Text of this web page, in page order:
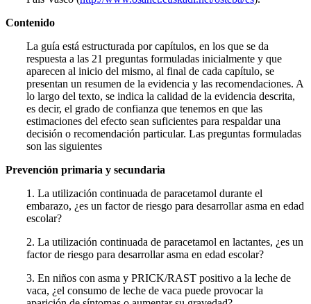
Contenido
La guía está estructurada por capítulos, en los que se da
respuesta a las 21 preguntas formuladas inicialmente y que
aparecen al inicio del mismo, al final de cada capítulo, se
presentan un resumen de la evidencia y las reco­mendaciones. A
lo largo del texto, se indica la calidad de la eviden­cia descrita,
es decir, el grado de confianza que tenemos en que las
estimaciones del efecto sean suficientes para respaldar una
decisión o recomendación particular. Las preguntas formuladas
son las siguientes
Prevención primaria y secundaria
1. La utilización continuada de paracetamol durante el
embarazo, ¿es un factor de riesgo para desarrollar asma en edad
escolar?
2. La utilización continuada de paracetamol en lactantes, ¿es un
factor de riesgo para desarrollar asma en edad escolar?
3. En niños con asma y PRICK/RAST positivo a la leche de
vaca, ¿el consumo de leche de vaca puede provocar la